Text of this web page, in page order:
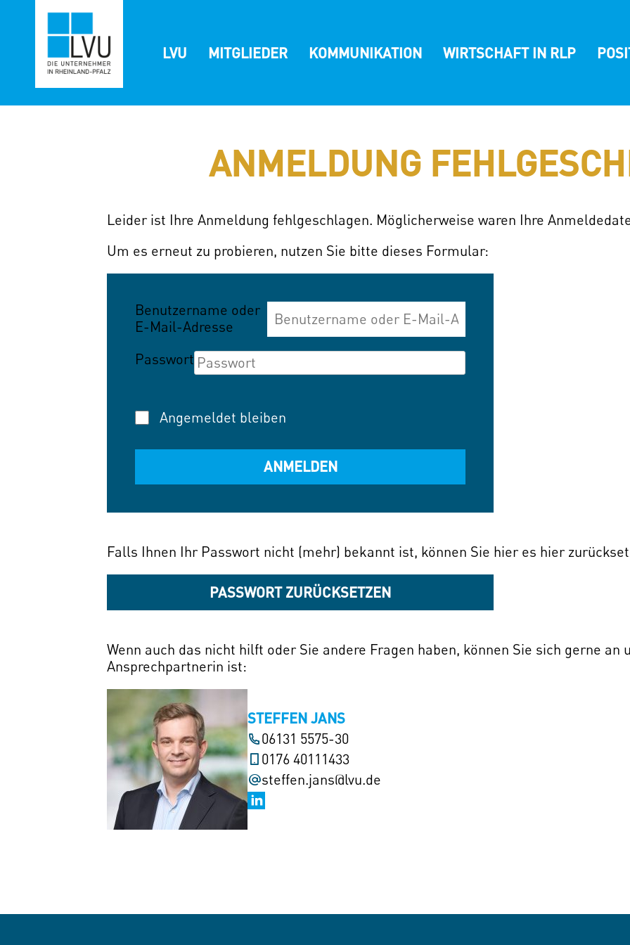
springen
LVU MITGLIEDER KOMMUNIKATION WIRTSCHAFT IN RLP
ANMELDUNG
Leider ist Ihre Anmeldung fehlgeschlagen. Möglicherweise waren Ihre
Um es erneut zu probieren, nutzen Sie bitte dieses Formular:
Benutzername oder
E-Mail-Adresse
Passwort
Angemeldet bleiben
Falls Ihnen Ihr Passwort nicht (mehr) bekannt ist, können Sie hier es hier
PASSWORT ZURÜCKSETZEN
Wenn auch das nicht hilft oder Sie andere Fragen haben, können Sie sich gerne an
Ansprechpartnerin ist:
STEFFEN JANS
06131 5575-30
0176 40111433
steffen.jans@lvu.de